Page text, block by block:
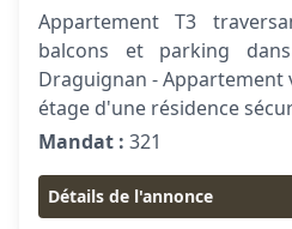
Appartement T3
balcons et parking
Draguignan - Appartement
étage d'une résidence
Mandat : 321
Détails de l'annonce